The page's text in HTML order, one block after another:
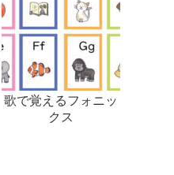
歌で覚えるフォニッ
クス